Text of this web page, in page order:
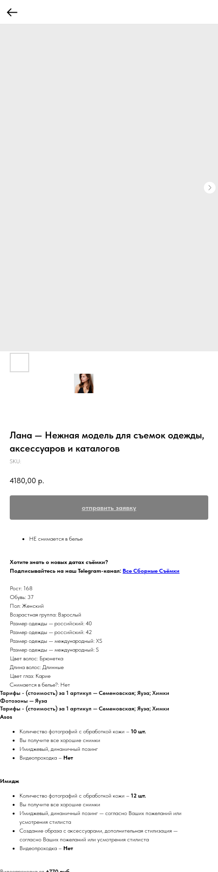
Лана — Нежная модель для съемок одежды,
аксессуаров и каталогов
SKU:
4180,00 р.
отправить заявку
НЕ снимается в белье
Хотите знать о новых датах съёмки?
Подписывайтесь на наш Telegram-канал: Все Сборные Съёмки
Рост: 168
Обувь: 37
Пол: Женский
Возрастная группа: Взрослый
Размер одежды — российский: 40
Размер одежды — российский: 42
Размер одежды — международный: XS
Размер одежды — международный: S
Цвет волос: Брюнетка
Длина волос: Длинные
Цвет глаз: Карие
Снимается в белье?: Нет
Тарифы - (стоимость) за 1 артикул — Семеновская; Яуза; Химки
Фотозоны — Яуза
Тарифы - (стоимость) за 1 артикул — Семеновская; Яуза; Химки
Asos
Количество фотографий с обработкой кожи – 10 шт.
Вы получите все хорошие снимки
Имиджевый, динамичный позинг
Видеопроходка – Нет
Имидж
Количество фотографий с обработкой кожи – 12 шт.
Вы получите все хорошие снимки
Имиджевый, динамичный позинг — согласно Ваших пожеланий или
усмотрения стилиста
Создание образа с аксессуарами, дополнительная стилизация —
согласно Ваших пожеланий или усмотрения стилиста
Видеопроходка – Нет